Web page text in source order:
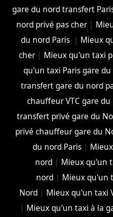
gare du nord transfert
nord privé pas cher |
du nord Paris | Mieux
cher | Mieux qu'un taxi
qu'un taxi Paris gare
transfert gare du nord
chauffeur VTC gare
transfert privé gare du
privé chauffeur gare du
du nord Paris|
nord | Mieux qu'un
nord| Mieux qu'un
Nord| Mieux qu'un taxi
| Mieux qu'un taxi à la